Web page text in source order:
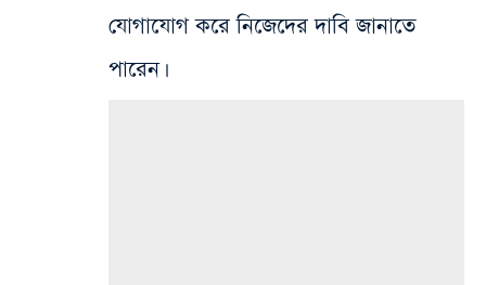
যোগাযোগ করে নিজেদের দাবি জানাতে
পারেন।